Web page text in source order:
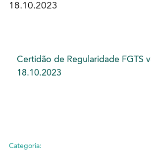
18.10.2023
Certidão de Regularidade FGTS
18.10.2023
Categoria: